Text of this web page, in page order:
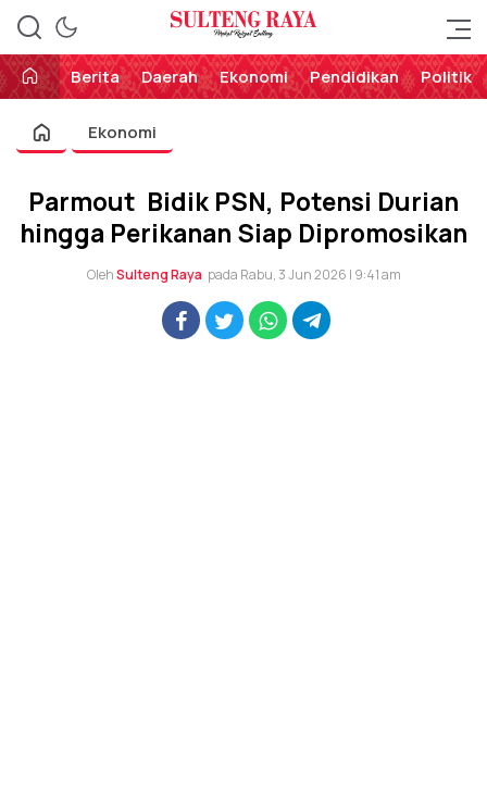
Sulteng Raya
Perekat Rakyat Sulteng
Berita
Daerah Ekonomi Pendidikan Politik
Ekonomi
Parmout Bidik PSN, Potensi Durian
hingga Perikanan Siap Dipromosikan
OlehSulteng Raya pada Rabu, 3 Jun 2026 | 9:41 am